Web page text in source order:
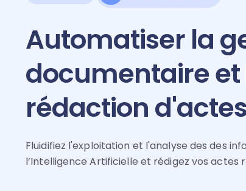
Automatiser la
documentaire et
rédaction
Fluidifiez l'exploitation et l'analyse des des
l’Intelligence Artificielle et rédigez vos